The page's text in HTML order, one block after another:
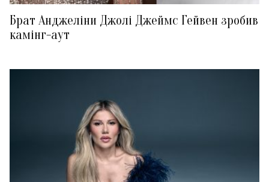
Брат Анджеліни Джолі Джеймс Гейвен зробив
камінг-аут